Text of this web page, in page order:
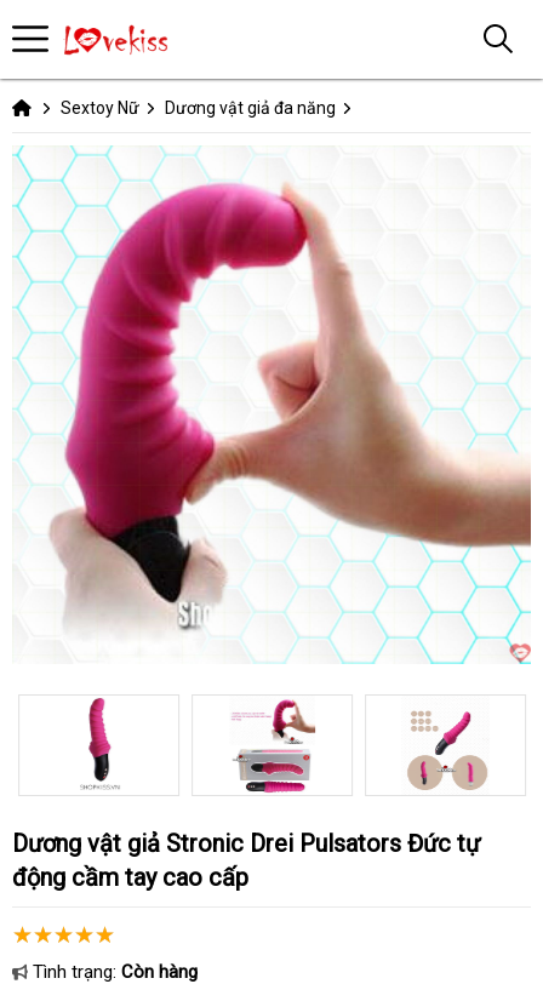
Sextoy Nữ Dương vật giả đa năng
Dương vật giả Stronic Drei Pulsators Đức tự
động cầm tay cao cấp
Tình trạng: Còn hàng